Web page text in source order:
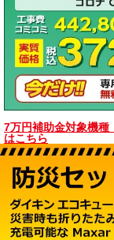
7万円補助金対象機
はこちら